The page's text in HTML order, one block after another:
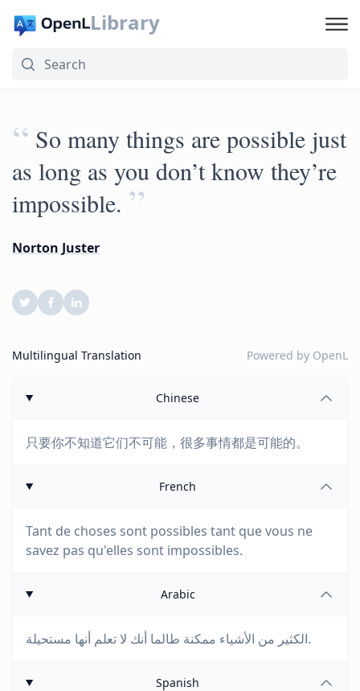
Library
“ So many things are possible just
as long as you don’t know they’re
impossible. ”
Norton Juster
Multilingual Translation Powered by OpenL
Chinese
只要你不知道它们不可能，很多事情都是可能的。
French
Tant de choses sont possibles tant que vous ne
savez pas qu'elles sont impossibles.
Arabic
الكثير من الأشياء ممكنة طالما أنك لا تعلم أنها مستحيلة.
Spanish